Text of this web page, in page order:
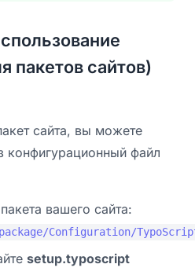
пакетов сайтов)
сайта, вы можете
конфигурационный файл
вашего сайта:
Configuration/
setup.typoscript